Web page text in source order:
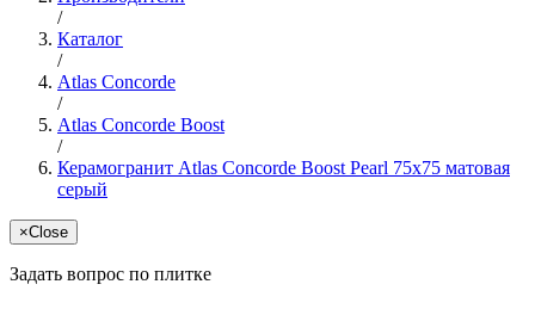
/
Каталог
/
Atlas Concorde
/
Atlas Concorde Boost
/
Керамогранит Atlas Concorde Boost Pearl 75x75 матовая
серый
×Close
Задать вопрос по плитке